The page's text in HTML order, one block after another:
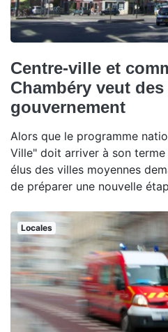
Centre-ville et
Chambéry veut
gouvernement
Alors que le programme
Ville" doit arriver à son
élus des villes moyennes
de préparer une nouvelle
Locales